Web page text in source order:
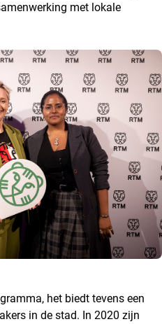
met lokale
het biedt tevens een
in de stad. In 2020 zijn